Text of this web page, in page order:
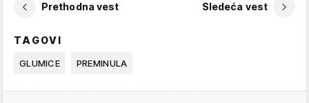
Prethodna vest Sledeća vest
TAGOVI
GLUMICE PREMINULA